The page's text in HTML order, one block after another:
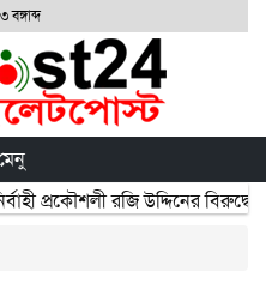
প্রকৌশলী রজি উদ্দিনের